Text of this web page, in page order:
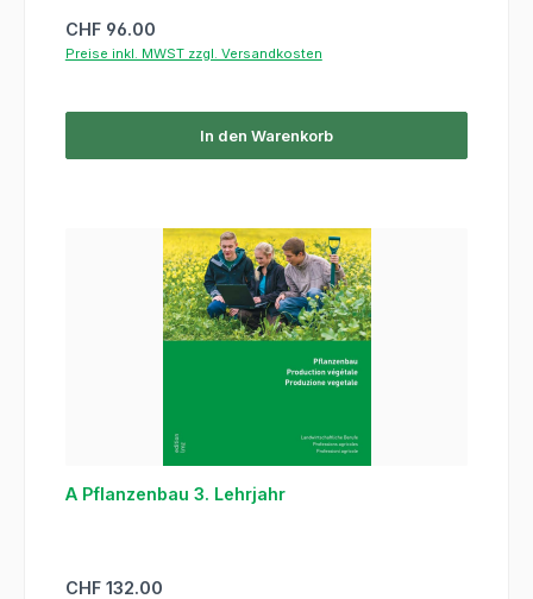
Regulärer Preis:
CHF 96.00
Preise inkl. MWST zzgl. Versandkosten
In den Warenkorb
A Pflanzenbau 3. Lehrjahr
Regulärer Preis:
CHF 132.00